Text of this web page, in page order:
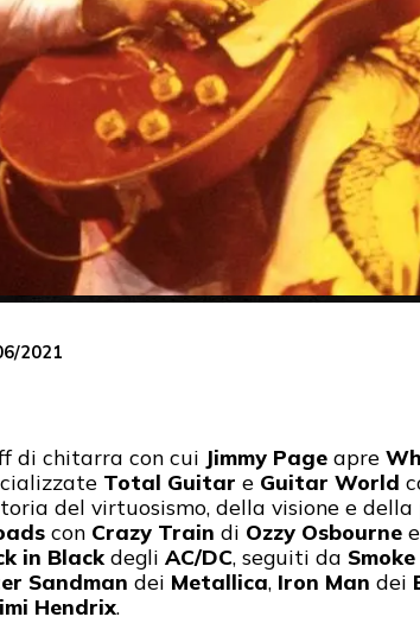
2021
di chitarra con cui Jimmy Page apre
Total Guitar e Guitar World
del virtuosismo, della visione e
con Crazy Train di Ozzy Osbourne
in Black degli AC/DC, seguiti da
Sandman dei Metallica, Iron Man dei
Hendrix.